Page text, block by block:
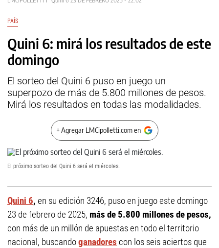
PAÍS
Quini 6: mirá los resultados de este
domingo
El sorteo del Quini 6 puso en juego un
superpozo de más de 5.800 millones de pesos.
Mirá los resultados en todas las modalidades.
+ Agregar LMCipolletti.com en
El próximo sorteo del Quini 6 será el miércoles.
Quini 6, en su edición 3246, puso en juego este domingo
23 de febrero de 2025, más de 5.800 millones de pesos,
con más de un millón de apuestas en todo el territorio
nacional, buscandoganadores con los seis aciertos que